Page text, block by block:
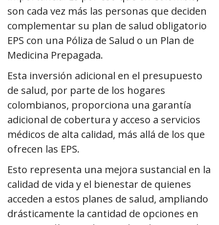
son cada vez más las personas que deciden
complementar su plan de salud obligatorio
EPS con una Póliza de Salud o un Plan de
Medicina Prepagada.
Esta inversión adicional en el presupuesto
de salud, por parte de los hogares
colombianos, proporciona una garantía
adicional de cobertura y acceso a servicios
médicos de alta calidad, más allá de los que
ofrecen las EPS.
Esto representa una mejora sustancial en la
calidad de vida y el bienestar de quienes
acceden a estos planes de salud, ampliando
drásticamente la cantidad de opciones en